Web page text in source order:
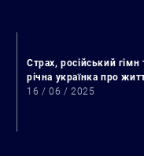
Страх, російський
річна українка про
16 / 06 / 2025